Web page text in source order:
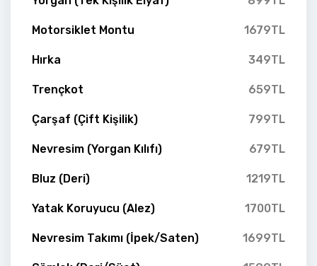
Motorsiklet Montu 1679TL
Hırka 349TL
Trençkot 659TL
Çarşaf (Çift Kişilik) 799TL
Nevresim (Yorgan Kılıfı) 679TL
Bluz (Deri) 1219TL
Yatak Koruyucu (Alez) 1700TL
Nevresim Takımı (İpek/Saten) 1699TL